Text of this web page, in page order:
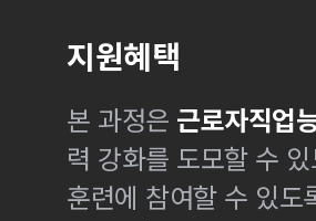
지원혜택
본 과정은 근로자직업
력 강화를 도모할 수
훈련에 참여할 수 있도